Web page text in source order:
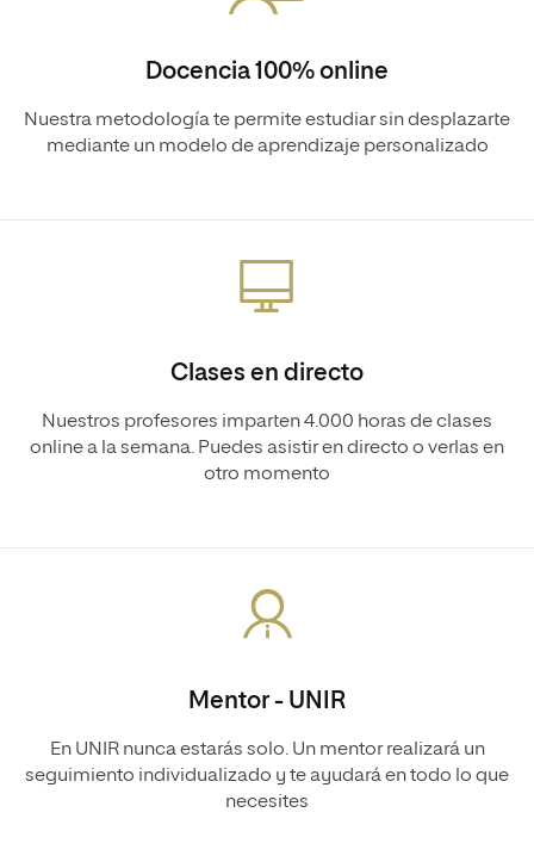
Docencia 100% online
Nuestra metodología te permite estudiar sin desplazarte
mediante un modelo de aprendizaje personalizado
Clases en directo
Nuestros profesores imparten 4.000 horas de clases
online a la semana. Puedes asistir en directo o verlas en
otro momento
Mentor - UNIR
En UNIR nunca estarás solo. Un mentor realizará un
seguimiento individualizado y te ayudará en todo lo que
necesites